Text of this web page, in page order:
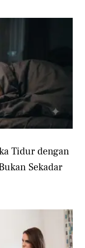
Tidur dengan
Sekadar